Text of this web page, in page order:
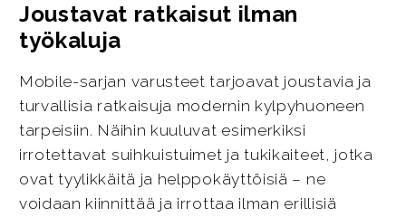
Joustavat ratkaisut ilman
työkaluja
Mobile-sarjan varusteet tarjoavat joustavia ja
turvallisia ratkaisuja modernin kylpyhuoneen
tarpeisiin. Näihin kuuluvat esimerkiksi
irrotettavat suihkuistuimet ja tukikaiteet, jotka
ovat tyylikkäitä ja helppokäyttöisiä – ne
voidaan kiinnittää ja irrottaa ilman erillisiä